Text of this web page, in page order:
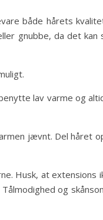
både hårets
gnubbe, da det kan
lav varme og
jævnt. Del håret
Husk, at extensions
og